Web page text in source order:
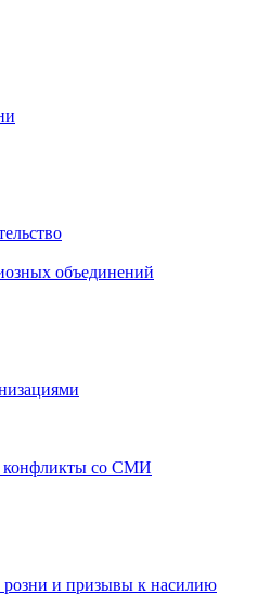
объединений
конфликты со СМИ
розни и призывы к насилию